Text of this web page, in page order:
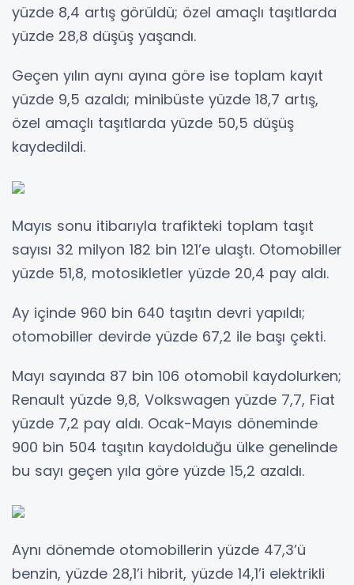
yüzde 8,4 artış görüldü; özel amaçlı taşıtlarda
yüzde 28,8 düşüş yaşandı.
Geçen yılın aynı ayına göre ise toplam kayıt
yüzde 9,5 azaldı; minibüste yüzde 18,7 artış,
özel amaçlı taşıtlarda yüzde 50,5 düşüş
kaydedildi.
Mayıs sonu itibarıyla trafikteki toplam taşıt
sayısı 32 milyon 182 bin 121’e ulaştı. Otomobiller
yüzde 51,8, motosikletler yüzde 20,4 pay aldı.
Ay içinde 960 bin 640 taşıtın devri yapıldı;
otomobiller devirde yüzde 67,2 ile başı çekti.
Mayı sayında 87 bin 106 otomobil kaydolurken;
Renault yüzde 9,8, Volkswagen yüzde 7,7, Fiat
yüzde 7,2 pay aldı. Ocak-Mayıs döneminde
900 bin 504 taşıtın kaydolduğu ülke genelinde
bu sayı geçen yıla göre yüzde 15,2 azaldı.
Aynı dönemde otomobillerin yüzde 47,3’ü
benzin, yüzde 28,1’i hibrit, yüzde 14,1’i elektrikli